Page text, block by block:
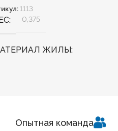
1113
0,375
ЖИЛЫ
Опытная команда